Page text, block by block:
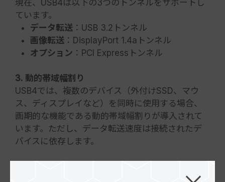
現在、USB4は以下の3つのトンネルをサポートし
ています。
データ転送 ：USB 3.2トンネル
画像転送 ：DisplayPort 1.4aトンネル
オプション ：PCI Expressトンネル
3. 動的帯域幅割り
USB4では、複数のデバイス（外付けSSD、マウ
ス、ディスプレイなど）を同時に使用する場合、
画期的な機能である動的帯域幅割りが導入されて
います。ただし、データ転送速度は接続されたデ
バイスに依存します。
ビデオを表示している場合、USB4は最も必要な場